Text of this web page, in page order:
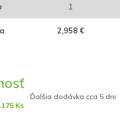
1
2,958 €
Ks
Ďalšia dodávka cca 5 dni